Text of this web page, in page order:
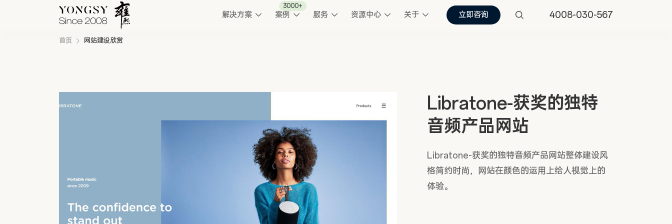
解决方案 案例
3000+
服务 资源中心 关于 立即咨询 4008-030-567
首页 网站建设欣赏
Libratone-获奖的独特
音频产品网站
Libratone-获奖的独特音频产品网站整体建设风
格简约时尚，网站在颜色的运用上给人视觉上的
体验。